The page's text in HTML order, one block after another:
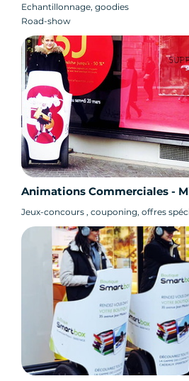
Echantillonnage, goodies
Road-show
Animations Commerciales -
Jeux-concours , couponing, offres